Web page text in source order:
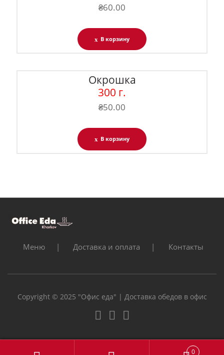
₴60.00
В корзину
Окрошка
300 г.
₴50.00
В корзину
Меню Доставка и оплата Контакты
Copyright © 2025 "Офис еда" | Доставка обедов в офис
0